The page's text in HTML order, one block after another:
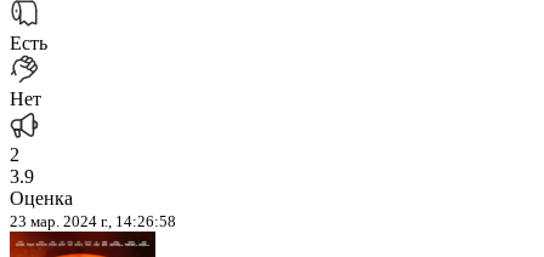
Есть
Нет
2
3.9
Оценка
23 мар. 2024 г., 14:26:58